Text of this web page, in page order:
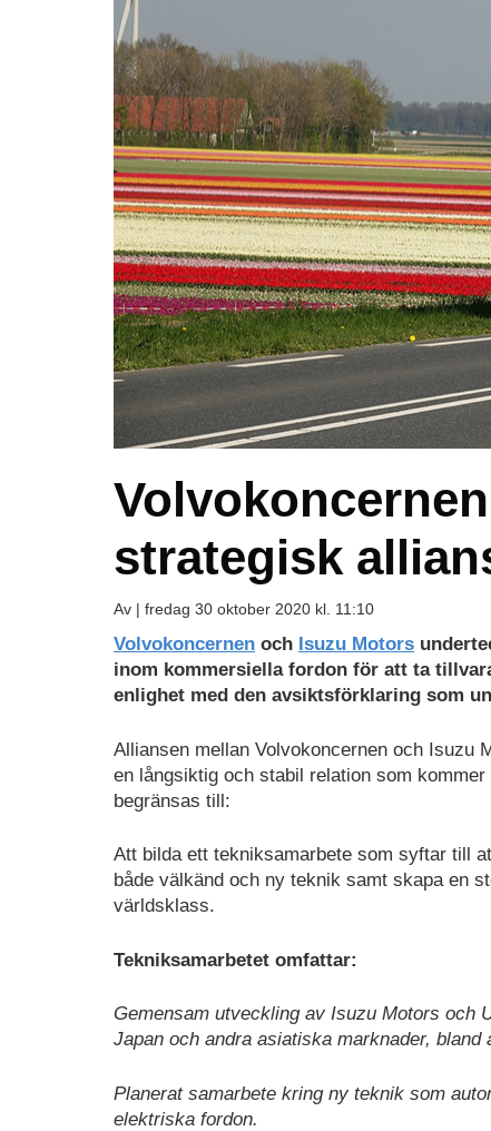
strategisk
Av | fredag 30 oktober 2020 kl. 11:10
Volvokoncernen och Isuzu Motors
inom kommersiella fordon för att ta
enlighet med den avsiktsförklaring som
Alliansen mellan Volvokoncernen och Isuzu
en långsiktig och stabil relation som
begränsas till:
Att bilda ett tekniksamarbete som syftar till
både välkänd och ny teknik samt skapa en
världsklass.
Tekniksamarbetet omfattar:
Gemensam utveckling av Isuzu Motors och
Japan och andra asiatiska marknader,
Planerat samarbete kring ny teknik som
elektriska fordon.